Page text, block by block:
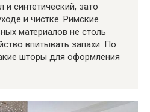
и синтетический, зато
и чистке. Римские
материалов не столь
впитывать запахи. По
шторы для оформления